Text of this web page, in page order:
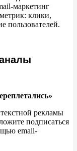
маркетинг
клики,
пользователей.
»
рекламы
подписаться
email-